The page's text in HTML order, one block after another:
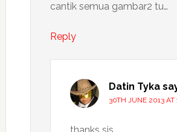
cantik semua gambar2 tu…
Reply
Datin Tyka
30TH JUNE 2013 AT